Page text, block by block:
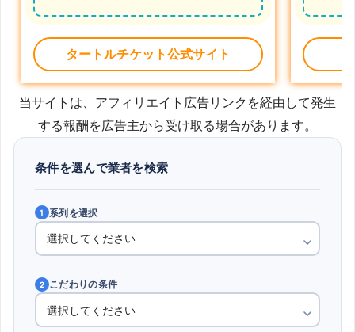
タートルチケット公式サイト
当サイトは、アフィリエイト広告リンクを経由して発生
する報酬を広告主から受け取る場合があります。
条件を選んで業者を検索
1 系列を選択
2 こだわりの条件